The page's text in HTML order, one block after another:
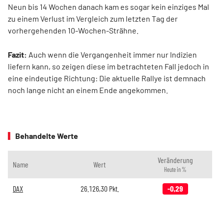
Neun bis 14 Wochen danach kam es sogar kein einziges Mal
zu einem Verlust im Vergleich zum letzten Tag der
vorhergehenden 10-Wochen-Strähne.
Fazit: Auch wenn die Vergangenheit immer nur Indizien
liefern kann, so zeigen diese im betrachteten Fall jedoch in
eine eindeutige Richtung: Die aktuelle Rallye ist demnach
noch lange nicht an einem Ende angekommen.
Behandelte Werte
Name Wert Veränderung
Heute in %
DAX 26.126,30Pkt. -0,29